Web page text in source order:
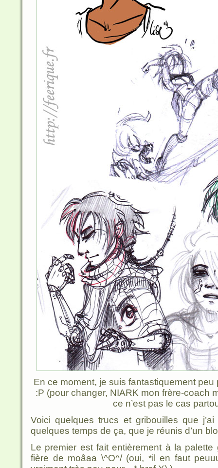
En ce moment, je suis fantastiquement peu
:P (pour changer, NIARK mon frère-coach
ce n’est pas le cas
Voici quelques trucs et gribouilles que
quelques temps de ça, que je réunis d’un
Le premier est fait entièrement à la
fière de moâaa \^O^/ (oui, *il en faut